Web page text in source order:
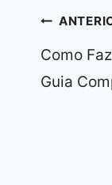
de
Post
Como
Guia